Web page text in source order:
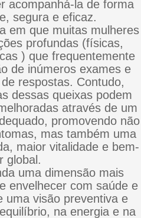
acompanhá-la de forma
segura e eficaz.
em que muitas mulheres
profundas (físicas,
) que frequentemente
de inúmeros exames e
respostas. Contudo,
dessas queixas podem
através de um
promovendo não
mas também uma
maior vitalidade e bem-
global.
uma dimensão mais
envelhecer com saúde e
uma visão preventiva e
na energia e na